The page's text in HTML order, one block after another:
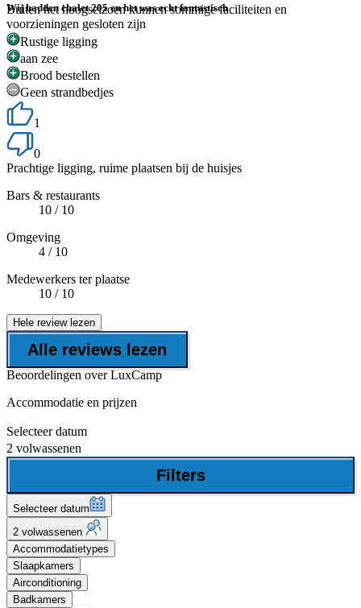
Buiten het hoogseizoen kunnen sommige faciliteiten en
voorzieningen gesloten zijn
Wij hadden chalet 205 en het was echt fantastisch
Rustige ligging
aan zee
Brood bestellen
Geen strandbedjes
1
0
Prachtige ligging, ruime plaatsen bij de huisjes
Bars & restaurants
10 / 10
Omgeving
4 / 10
Medewerkers ter plaatse
10 / 10
Hele review lezen
Alle reviews lezen
Beoordelingen over LuxCamp
Accommodatie en prijzen
Selecteer datum
2 volwassenen
Filters
Selecteer datum
2 volwassenen
Accommodatietypes
Slaapkamers
Airconditioning
Badkamers